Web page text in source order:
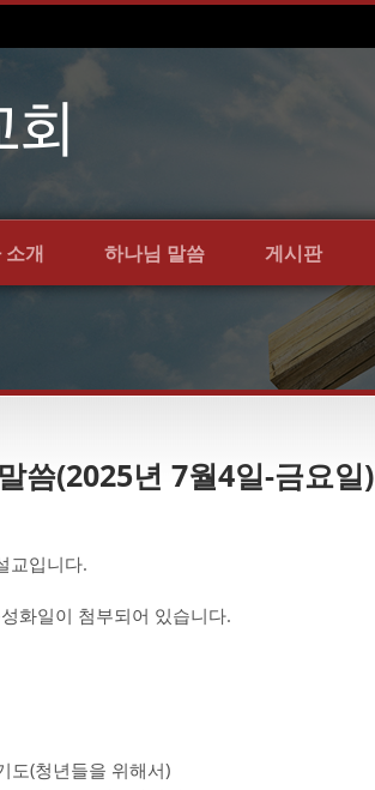
소개 하나님 말씀 게시판
씀(2025년 7월4일-금요일)
교입니다.
화일이 첨부되어 있습니다.
도(청년들을 위해서)